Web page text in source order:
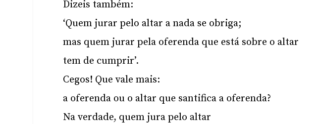
Dizeis também:
‘Quem jurar pelo altar a nada se obriga;
mas quem jurar pela oferenda que está sobre o altar
tem de cumprir’.
Cegos! Que vale mais:
a oferenda ou o altar que santifica a oferenda?
Na verdade, quem jura pelo altar